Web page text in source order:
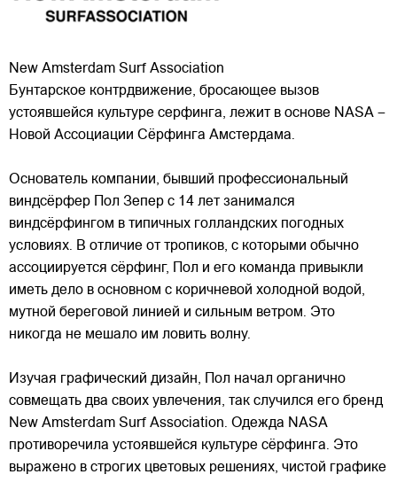
New Amsterdam Surf Association
Бунтарское контрдвижение, бросающее вызов
устоявшейся культуре серфинга, лежит в основе NASA –
Новой Ассоциации Сёрфинга Амстердама.
Основатель компании, бывший профессиональный
виндсёрфер Пол Зепер с 14 лет занимался
виндсёрфингом в типичных голландских погодных
условиях. В отличие от тропиков, с которыми обычно
ассоциируется сёрфинг, Пол и его команда привыкли
иметь дело в основном с коричневой холодной водой,
мутной береговой линией и сильным ветром. Это
никогда не мешало им ловить волну.
Изучая графический дизайн, Пол начал органично
совмещать два своих увлечения, так случился его бренд
New Amsterdam Surf Association. Одежда NASA
противоречила устоявшейся культуре сёрфинга. Это
выражено в строгих цветовых решениях, чистой графике